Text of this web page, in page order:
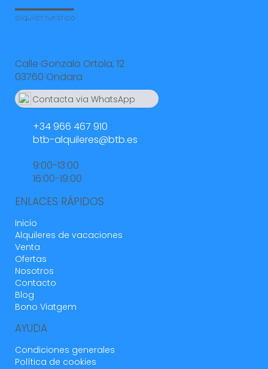
Privacidad y tranquilidad de la zona
internet por fibra, necesario dado q la cobertura
de móvil es pobre
Todo lo que necesitas
Iván (España)
Llevo ya unos años alquilando estás villas y
siempre salgo contento por lo que seguiremos
confiando en BTB
El wifi este año mejor que el año pasado pero
todavía le falta un poco para asemejarse a lo
que tenemos en nuestra casa
Calle Gonzalo Ortola, 12
03760 Ondara
Contacta via WhatsApp
+34 966 467 910
btb-alquileres@btb.es
9:00-13:00
16:00-19:00
ENLACES RÁPIDOS
Inicio
Alquileres de vacaciones
Venta
Ofertas
Nosotros
Contacto
Blog
Bono Viatgem
AYUDA
Condiciones generales
Política de cookies